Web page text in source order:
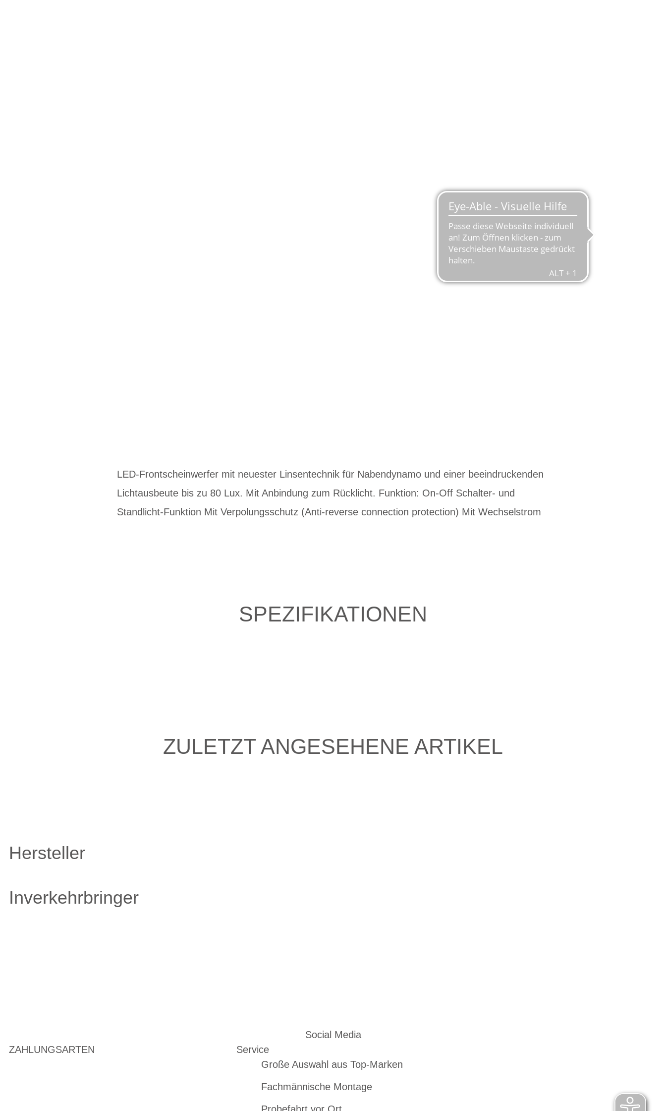
LED-Frontscheinwerfer mit neuester Linsentechnik für Nabendynamo und einer beeindruckenden
Lichtausbeute bis zu 80 Lux. Mit Anbindung zum Rücklicht. Funktion: On-Off Schalter- und
Standlicht-Funktion Mit Verpolungsschutz (Anti-reverse connection protection) Mit Wechselstrom
SPEZIFIKATIONEN
ZULETZT ANGESEHENE ARTIKEL
Hersteller
Inverkehrbringer
Social Media
ZAHLUNGSARTEN
Service
Große Auswahl aus Top-Marken
Fachmännische Montage